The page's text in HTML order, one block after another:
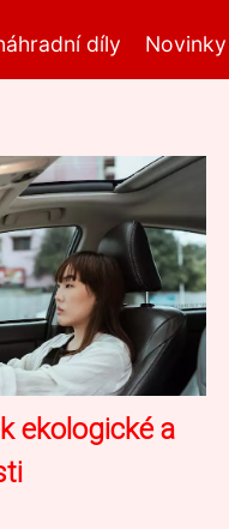
díly Novinky
ekologické a